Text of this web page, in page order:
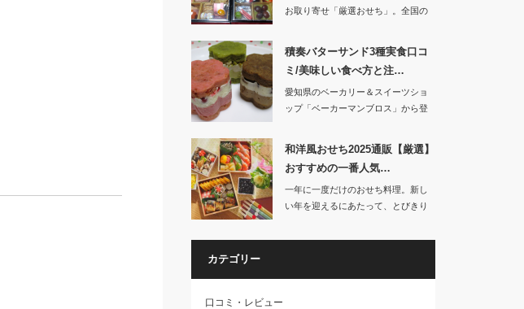
お取り寄せ「厳選おせち」。全国の
積奏バターサンド3種実食口コ
ミ/美味しい食べ方と注…
愛知県のベーカリー＆スイーツショ
ップ「ベーカーマンブロス」から登
和洋風おせち2025通販【厳選】
おすすめの一番人気…
一年に一度だけのおせち料理。新し
い年を迎えるにあたって、とびきり
カテゴリー
口コミ・レビュー